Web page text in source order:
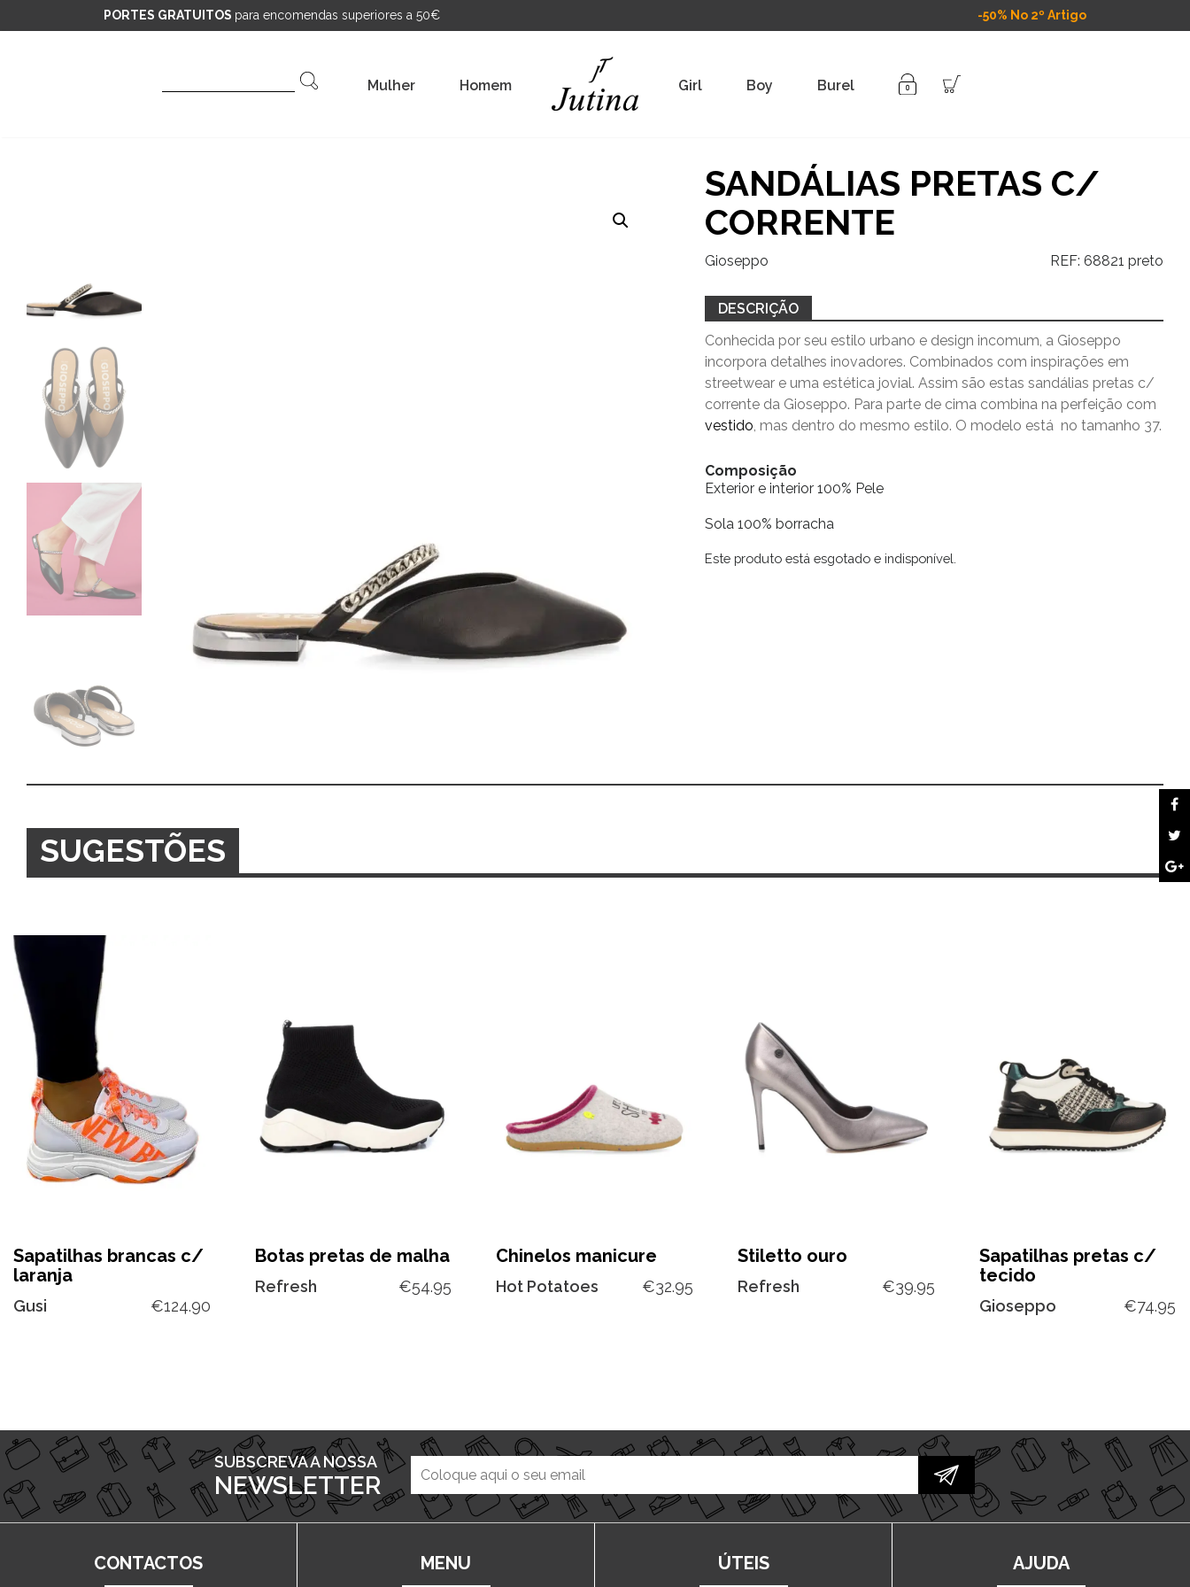
PORTES GRATUITOS para encomendas superiores a 50€ -50% No 2º Artigo
Mulher Homem Girl Boy Burel
SANDÁLIAS PRETAS C/
CORRENTE
Gioseppo REF: 68821 preto
DESCRIÇÃO
Conhecida por seu estilo urbano e design incomum, a Gioseppo
incorpora detalhes inovadores. Combinados com inspirações em
streetwear e uma estética jovial. Assim são estas sandálias pretas c/
corrente da Gioseppo. Para parte de cima combina na perfeição com
vestido, mas dentro do mesmo estilo. O modelo está no tamanho 37.
Composição
Exterior e interior 100% Pele
Sola 100% borracha
Este produto está esgotado e indisponível.
SUGESTÕES
Sapatilhas brancas c/
laranja
Gusi €124.90
Botas pretas de malha
Refresh €54.95
Chinelos manicure
Hot Potatoes €32.95
Stiletto ouro
Refresh €39.95
Sapatilhas pretas c/
tecido
Gioseppo €74.95
SUBSCREVA A NOSSA
NEWSLETTER
CONTACTOS MENU ÚTEIS AJUDA